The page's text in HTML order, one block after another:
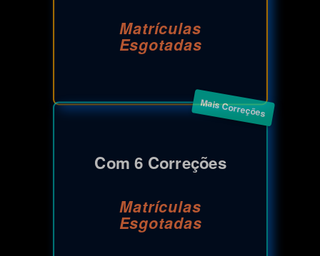
Matrículas
Esgotadas
Mais Correções
Com 6 Correções
Matrículas
Esgotadas